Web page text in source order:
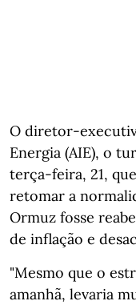
O diretor-
Energia (AIE), o
terça-feira, 21,
retomar a
Ormuz fosse
de inflação e
"Mesmo que o
amanhã, levaria